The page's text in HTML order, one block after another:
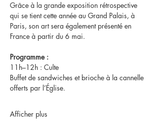
Grâce à la grande exposition rétrospective
qui se tient cette année au Grand Palais, à
Paris, son art sera également présenté en
France à partir du 6 mai.
Programme :
11h–12h : Culte
Buffet de sandwiches et brioche à la cannelle
offerts par l’Église.
Afficher plus